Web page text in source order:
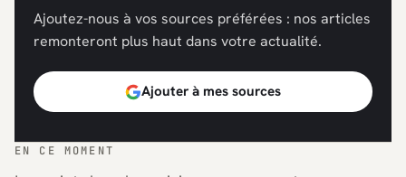
Ajoutez-nous à vos sources préférées : nos articles
remonteront plus haut dans votre actualité.
Ajouter à mes sources
EN CE MOMENT